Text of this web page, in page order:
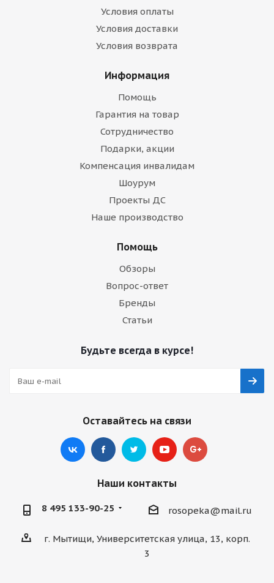
Условия оплаты
Условия доставки
Условия возврата
Информация
Помощь
Гарантия на товар
Сотрудничество
Подарки, акции
Компенсация инвалидам
Шоурум
Проекты ДС
Наше производство
Помощь
Обзоры
Вопрос-ответ
Бренды
Статьи
Будьте всегда в курсе!
Оставайтесь на связи
Наши контакты
8 495 133-90-25 rosopeka@mail.ru
г. Мытищи, Университетская улица, 13, корп.
3